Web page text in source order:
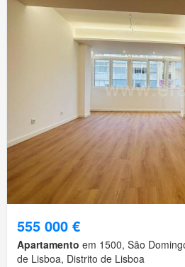
555 000 €
Apartamento em 1500, São
de Lisboa, Distrito de Lisboa